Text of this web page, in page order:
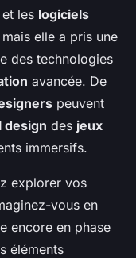
et les logiciels
elle a pris une
des technologies
avancée. De
peuvent
design des jeux
immersifs.
explorer vos
vous en
encore en phase
éléments